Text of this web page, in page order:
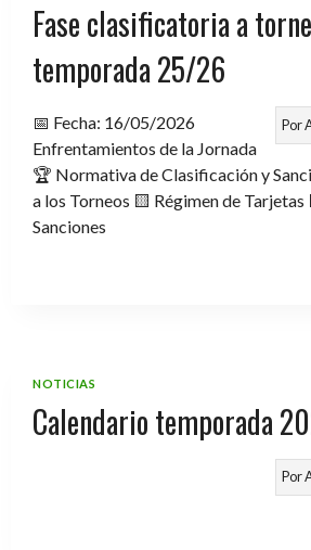
Fase clasificatoria a
temporada 25/26
Por
📅 Fecha: 16/05/2026
Enfrentamientos de la Jornada
🏆 Normativa de Clasificación y
a los Torneos 🟨 Régimen de
Sanciones
NOTICIAS
Calendario temporada
Por